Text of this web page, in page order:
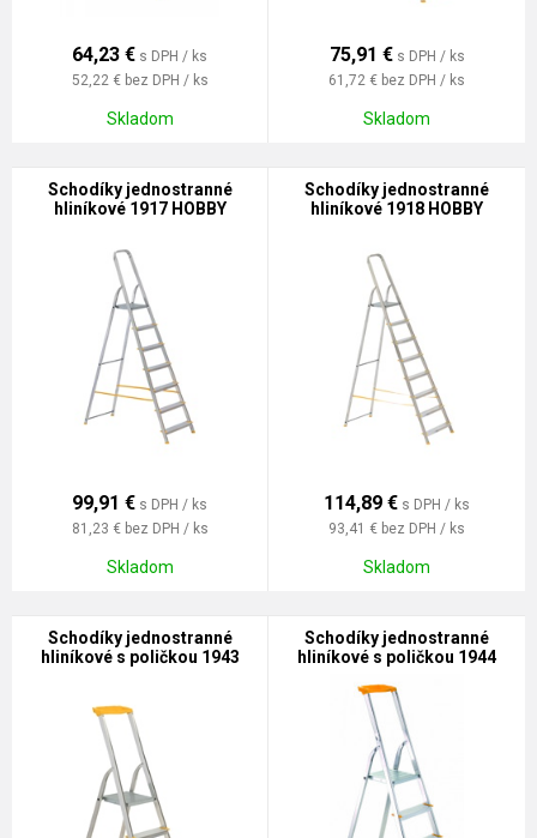
64,23 € s DPH / ks
52,22 € bez DPH / ks
Skladom
75,91 € s DPH / ks
61,72 € bez DPH / ks
Skladom
Schodíky jednostranné
hliníkové 1917 HOBBY
99,91 € s DPH / ks
81,23 € bez DPH / ks
Skladom
Schodíky jednostranné
hliníkové 1918 HOBBY
114,89 € s DPH / ks
93,41 € bez DPH / ks
Skladom
Schodíky jednostranné
hliníkové s poličkou 1943
Schodíky jednostranné
hliníkové s poličkou 1944